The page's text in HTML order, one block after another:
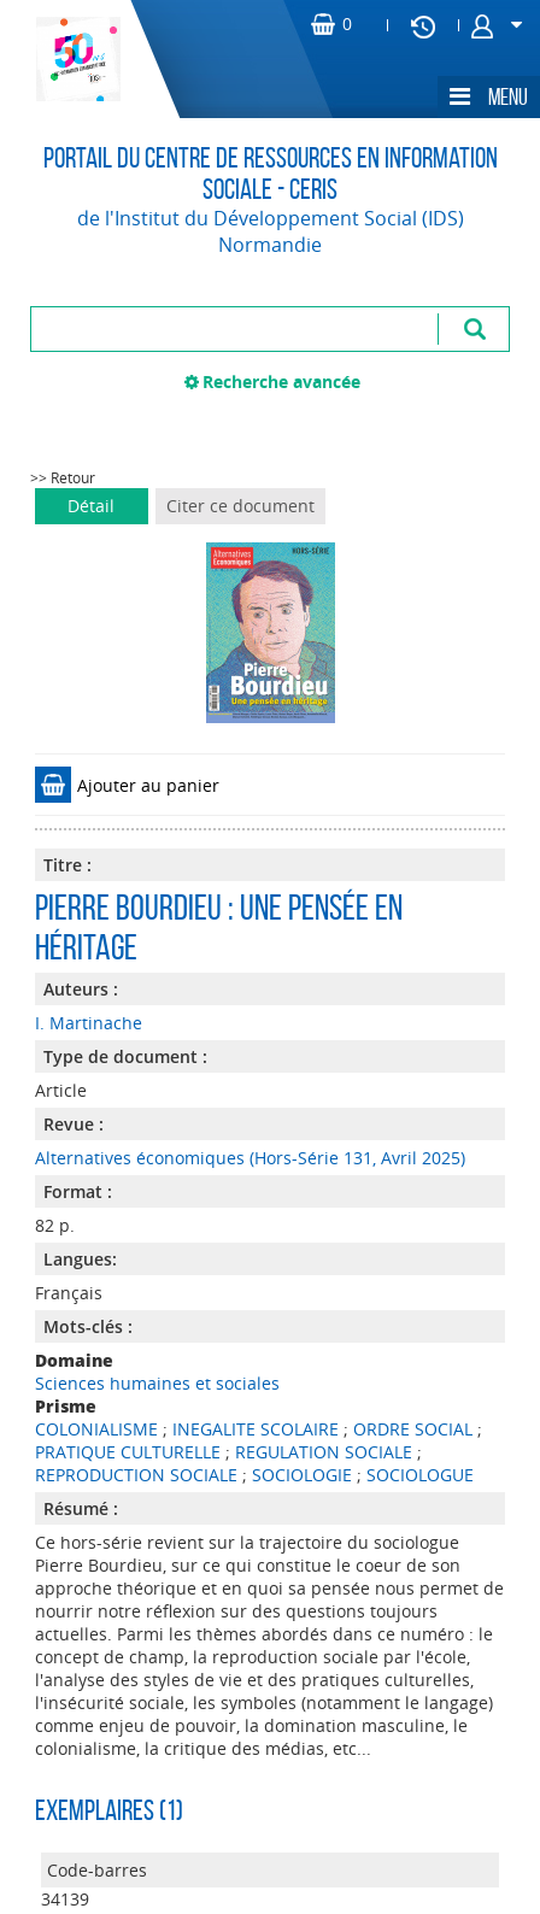
Portail du Centre de Ressources en Information
Sociale - CERIS
de l'Institut du Développement Social (IDS)
Normandie
Recherche avancée
>> Retour
Détail Citer ce document
Ajouter au panier
Titre :
Pierre Bourdieu : une pensée en
héritage
Auteurs :
I. Martinache
Type de document :
Article
Revue :
Alternatives économiques (Hors-Série 131, Avril 2025)
Format :
82 p.
Langues:
Français
Mots-clés :
Domaine
Sciences humaines et sociales
Prisme
COLONIALISME ; INEGALITE SCOLAIRE ; ORDRE SOCIAL;
PRATIQUE CULTURELLE ; REGULATION SOCIALE ;
REPRODUCTION SOCIALE ; SOCIOLOGIE ; SOCIOLOGUE
Résumé :
Ce hors-série revient sur la trajectoire du sociologue
Pierre Bourdieu, sur ce qui constitue le coeur de son
approche théorique et en quoi sa pensée nous permet de
nourrir notre réflexion sur des questions toujours
actuelles. Parmi les thèmes abordés dans ce numéro : le
concept de champ, la reproduction sociale par l'école,
l'analyse des styles de vie et des pratiques culturelles,
l'insécurité sociale, les symboles (notamment le langage)
comme enjeu de pouvoir, la domination masculine, le
colonialisme, la critique des médias, etc...
Exemplaires (1)
34139